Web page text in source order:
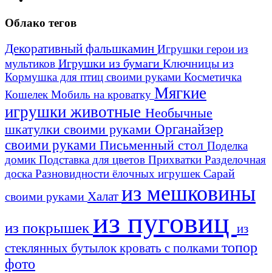
Облако тегов
Декоративный фальшкамин Игрушки герои из
мультиков Игрушки из бумаги Ключницы из
Кормушка для птиц своими руками Косметичка
Кошелек Мобиль на кроватку Мягкие
игрушки животные Необычные
шкатулки своими руками Органайзер
своими руками Письменный стол Поделка
домик Подставка для цветов Прихватки Разделочная
доска Разновидности ёлочных игрушек Сарай
своими руками Халат из мешковины
из покрышек из пуговиц из
стеклянных бутылоккровать с полками топор
фото